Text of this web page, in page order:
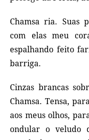
Chamsa ria. Suas
com elas meu
espalhando feito
barriga.
Cinzas brancas
Chamsa. Tensa,
aos meus olhos,
ondular o veludo